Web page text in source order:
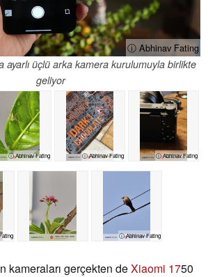
ⓘ Abhinav Fating
ayarlı üçlü arka kamera kurulumuyla birlikte
geliyor
ⓘ Abhinav Fating ⓘ Abhinav Fating ⓘ Abhinav Fating
ⓘ Abhinav Fating
kameraları gerçekten deXiaomi 1750